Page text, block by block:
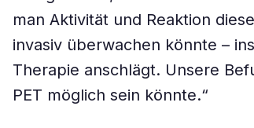
man Aktivität und Reaktion
invasiv überwachen könnte –
Therapie anschlägt. Unsere
PET möglich sein könnte.“